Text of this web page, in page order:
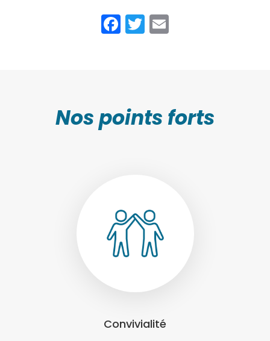
Facebook
Twitter
Nos points forts
Convivialité